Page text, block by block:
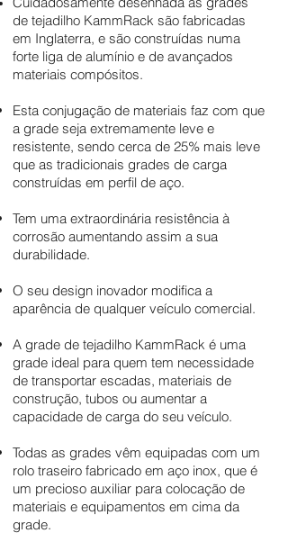
de tejadilho KammRack são fabricadas
em Inglaterra, e são construídas numa
forte liga de alumínio e de avançados
materiais compósitos.
Esta conjugação de materiais faz com que
a grade seja extremamente leve e
resistente, sendo cerca de 25% mais leve
que as tradicionais grades de carga
construídas em perfil de aço.
Tem uma extraordinária resistência à
corrosão aumentando assim a sua
durabilidade.
O seu design inovador modifica a
aparência de qualquer veículo comercial.
A grade de tejadilho KammRack é uma
grade ideal para quem tem necessidade
de transportar escadas, materiais de
construção, tubos ou aumentar a
capacidade de carga do seu veículo.
Todas as grades vêm equipadas com um
rolo traseiro fabricado em aço inox, que é
um precioso auxiliar para colocação de
materiais e equipamentos em cima da
grade.